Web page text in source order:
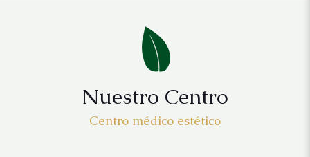
Nuestro Centro
Centro médico estético